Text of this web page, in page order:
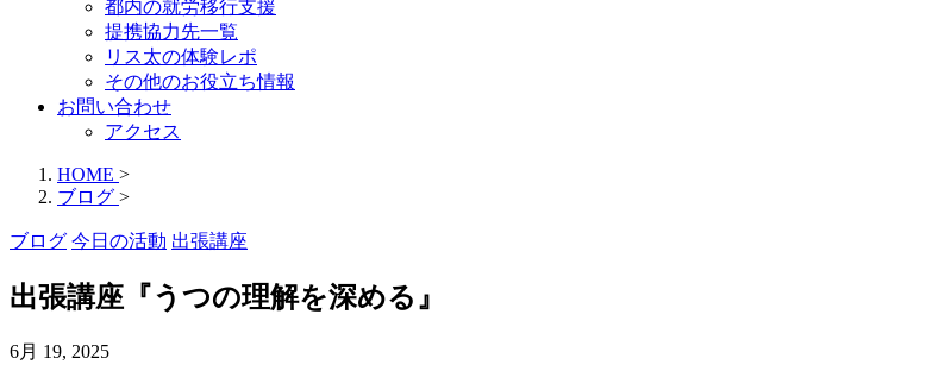
都内の就労移行支援
提携協力先一覧
リス太の体験レポ
その他のお役立ち情報
お問い合わせ
アクセス
HOME >
ブログ >
ブログ 今日の活動 出張講座
出張講座『うつの理解を深める』
6月 19, 2025